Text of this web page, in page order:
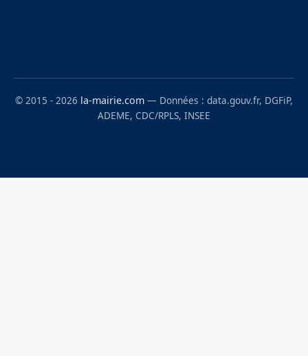
© 2015 - 2026 la-mairie.com — Données : data.gouv.fr, DGFiP,
ADEME, CDC/RPLS, INSEE